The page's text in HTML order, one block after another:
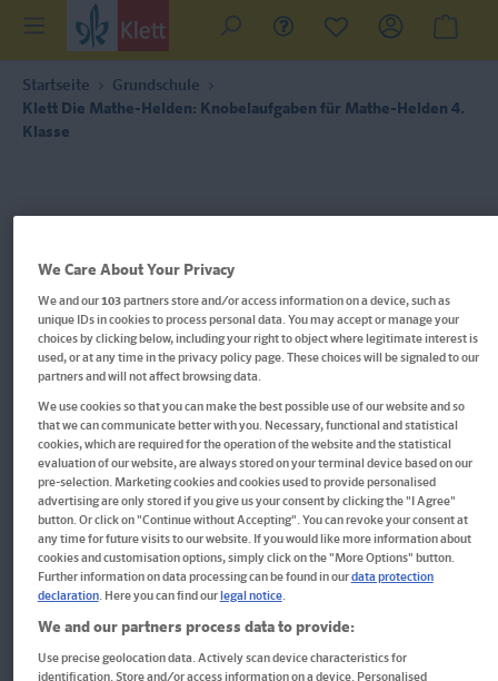
Startseite
Grundschule
Klett Die Mathe-Helden: Knobelaufgaben für Mathe-Helden 4.
Klasse
Im Buch blättern
Klett Die Mathe-Helden:
Knobelaufgaben für Mathe-
Helden 4. Klasse
We Care About Your Privacy
We and our103partners store and/or access information on a device, such as
unique IDs in cookies to process personal data. You may accept or manage your
choices by clicking below, including your right to object where legitimate interest is
used, or at any time in the privacy policy page. These choices will be signaled to our
partners and will not affect browsing data.
We use cookies so that you can make the best possible use of our website and so
that we can communicate better with you. Necessary, functional and statistical
cookies, which are required for the operation of the website and the statistical
evaluation of our website, are always stored on your terminal device based on our
pre-selection. Marketing cookies and cookies used to provide personalised
advertising are only stored if you give us your consent by clicking the "I Agree"
button. Or click on "Continue without Accepting". You can revoke your consent at
any time for future visits to our website. If you would like more information about
cookies and customisation options, simply click on the "More Options" button.
Further information on data processing can be found in ourdata protection
declaration. Here you can find our legal notice.
We and our partners process data to provide:
Use precise geolocation data. Actively scan device characteristics for
identification. Store and/or access information on a device. Personalised